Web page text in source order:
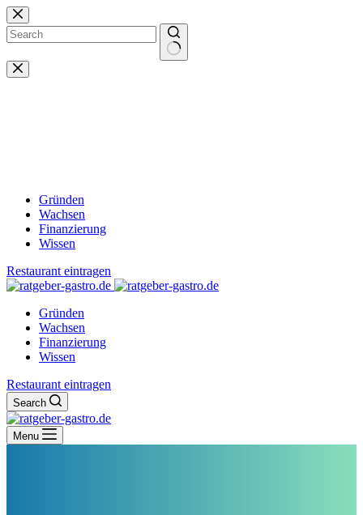
Zum
Inhalt
springen
Keine
Ergebnisse
Gründen
Wachsen
Finanzierung
Wissen
Restaurant eintragen
Gründen
Wachsen
Finanzierung
Wissen
Restaurant eintragen
Search
Menu